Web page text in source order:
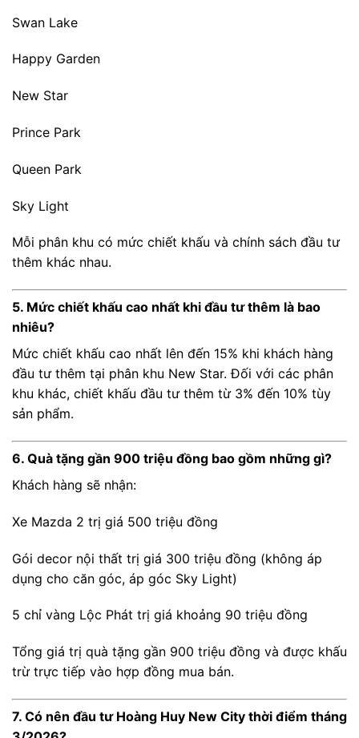
Swan Lake
Happy Garden
New Star
Prince Park
Queen Park
Sky Light
Mỗi phân khu có mức chiết khấu và chính sách đầu tư
thêm khác nhau.
5. Mức chiết khấu cao nhất khi đầu tư thêm là bao
nhiêu?
Mức chiết khấu cao nhất lên đến 15% khi khách hàng
đầu tư thêm tại phân khu New Star. Đối với các phân
khu khác, chiết khấu đầu tư thêm từ 3% đến 10% tùy
sản phẩm.
6. Quà tặng gần 900 triệu đồng bao gồm những gì?
Khách hàng sẽ nhận:
Xe Mazda 2 trị giá 500 triệu đồng
Gói decor nội thất trị giá 300 triệu đồng (không áp
dụng cho căn góc, áp góc Sky Light)
5 chỉ vàng Lộc Phát trị giá khoảng 90 triệu đồng
Tổng giá trị quà tặng gần 900 triệu đồng và được khấu
trừ trực tiếp vào hợp đồng mua bán.
7. Có nên đầu tư Hoàng Huy New City thời điểm tháng